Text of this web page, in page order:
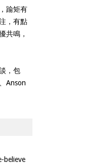
踰矩有
，有點
共鳴，
，包
Anson
believe